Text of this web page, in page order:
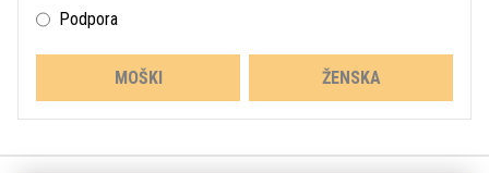
Podpora
MOŠKI ŽENSKA